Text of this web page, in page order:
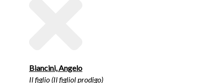
Biancini, Angelo
Il figlio (Il figliol prodigo)